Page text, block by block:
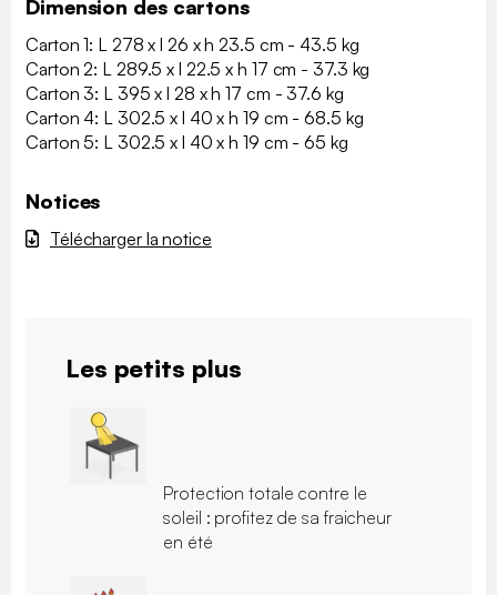
Dimension des cartons
Carton 1: L 278 x l 26 x h 23.5 cm - 43.5 kg
Carton 2: L 289.5 x l 22.5 x h 17 cm - 37.3 kg
Carton 3: L 395 x l 28 x h 17 cm - 37.6 kg
Carton 4: L 302.5 x l 40 x h 19 cm - 68.5 kg
Carton 5: L 302.5 x l 40 x h 19 cm - 65 kg
Notices
Télécharger la notice
Les petits plus
Protection totale contre le
soleil : profitez de sa fraicheur
en été